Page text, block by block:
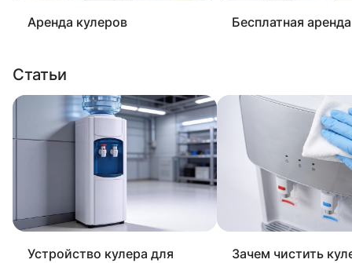
Аренда кулеров Бесплатная
Статьи
Устройство кулера для
Зачем чистить